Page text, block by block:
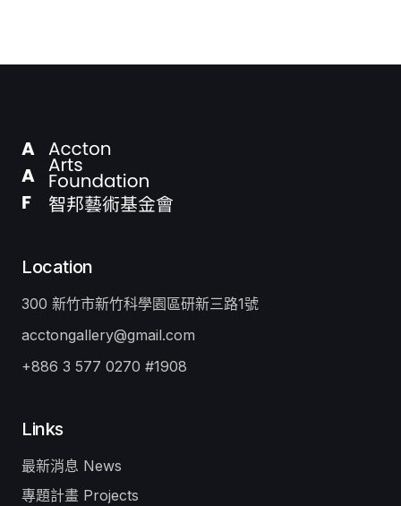
Location
300 新竹市新竹科學園區研新三路1號
acctongallery@gmail.com
+886 3 577 0270 #1908
Links
最新消息 News
專題計畫 Projects